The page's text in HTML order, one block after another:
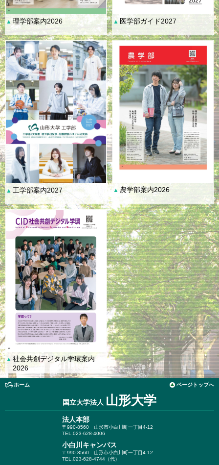
▲理学部案内2026 ▲ 医学部ガイド2027
▲ 工学部案内2027 ▲ 農学部案内2026
▲ 社会共創デジタル学環案内
2026
ホーム ページトップへ
国立大学法人 山形大学
法人本部
〒990-8560 山形市小白川町一丁目4-12
TEL.023-628-4006
小白川キャンパス
〒990-8560 山形市小白川町一丁目4-12
TEL.023-628-4744（代）